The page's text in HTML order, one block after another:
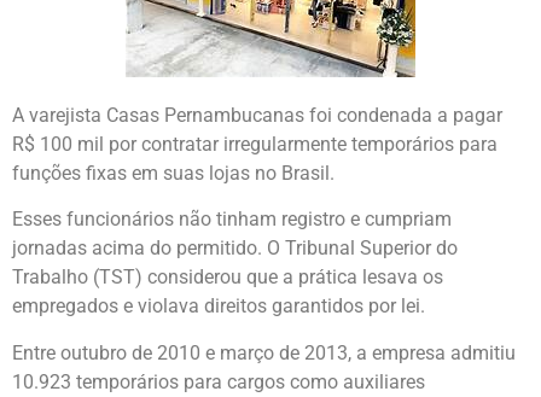
A varejista Casas Pernambucanas foi condenada a pagar
R$ 100 mil por contratar irregularmente temporários para
funções fixas em suas lojas no Brasil.
Esses funcionários não tinham registro e cumpriam
jornadas acima do permitido. O Tribunal Superior do
Trabalho (TST) considerou que a prática lesava os
empregados e violava direitos garantidos por lei.
Entre outubro de 2010 e março de 2013, a empresa admitiu
10.923 temporários para cargos como auxiliares